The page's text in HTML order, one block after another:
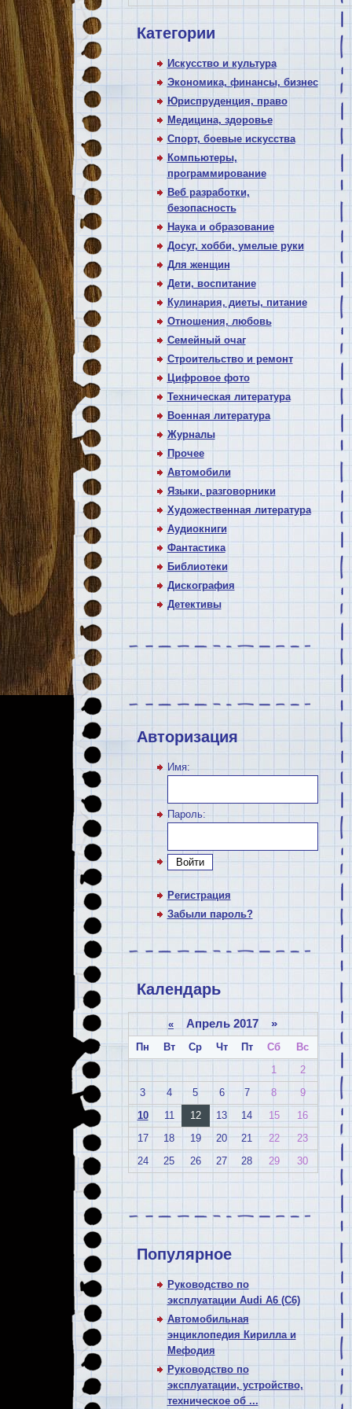
Категории
Искусство и культура
Экономика, финансы, бизнес
Юриспруденция, право
Медицина, здоровье
Спорт, боевые искусства
Компьютеры,
программирование
Веб разработки,
безопасность
Наука и образование
Досуг, хобби, умелые руки
Для женщин
Дети, воспитание
Кулинария, диеты, питание
Отношения, любовь
Семейный очаг
Строительство и ремонт
Цифровое фото
Техническая литература
Военная литература
Журналы
Прочее
Автомобили
Языки, разговорники
Художественная литература
Аудиокниги
Фантастика
Библиотеки
Дискография
Детективы
Авторизация
Имя:
Пароль:
Войти
Регистрация
Забыли пароль?
Календарь
« Апрель 2017 »
Пн Вт Ср Чт Пт Сб
Вс
1
2
3
4 5 6 7 8
9
10
11 12 13 14 15
16
17
18 19 20 21 22
23
24
25 26 27 28 29 30
Популярное
Руководство по
эксплуатации Audi A6 (C6)
Автомобильная
энциклопедия Кирилла и
Мефодия
Руководство по
эксплуатации, устройство,
техническое об ...